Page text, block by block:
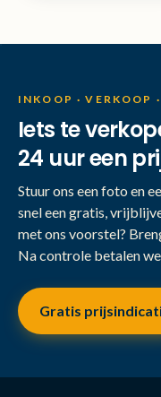
INKOOP · VERKOOP
Iets te
24 uur een
Stuur ons een foto en
snel een gratis,
met ons voorstel?
Na controle betalen
Gratis